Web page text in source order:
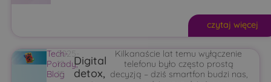
czytaj więcej
Tech-
Porady,
Blog
2025-
12-
15
Digital
detox,
Kilkanaście lat temu wyłączenie
telefonu było często prostą
decyzją – dziś smartfon budzi nas,